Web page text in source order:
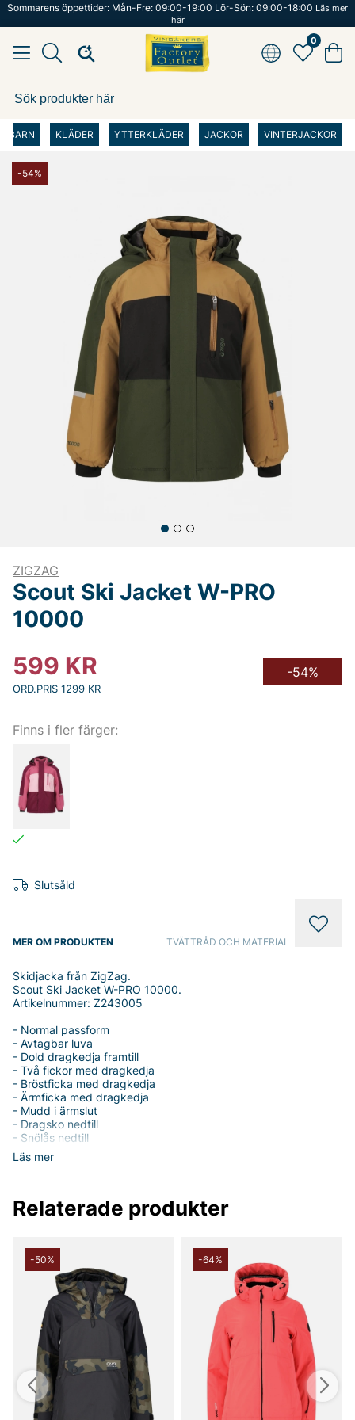
Sommarens öppettider: Mån-Fre: 09:00-19:00 Lör-Sön: 09:00-18:00 Läs mer
här
0
BARN KLÄDER YTTERKLÄDER JACKOR VINTERJACKOR
-54%
ZIGZAG
Scout Ski Jacket W-PRO
10000
599 KR
ORD.PRIS 1299 KR
-54%
Finns i fler färger:
Slutsåld
MER OM PRODUKTEN
Läs mer
Skidjacka från ZigZag.
Scout Ski Jacket W-PRO 10000.
Artikelnummer: Z243005
- Normal passform
- Avtagbar luva
- Dold dragkedja framtill
- Två fickor med dragkedja
- Bröstficka med dragkedja
- Ärmficka med dragkedja
- Mudd i ärmslut
- Dragsko nedtill
- Snölås nedtill
- 10 000 vattenpelare
- Vindtät
Scout Ski Jacket W-pro 10000 - Perfekt för Aktiva Barn
Upptäck Scout Ski Jacket W-pro 10000, en barnjacka som
kombinerar stil, funktion och komfort för skidåkningens alla
äventyr. Med sin normala passform ger den både rörelsefrihet
och en snygg look på skidbacken.
Tillverkad helt i polyester, både i yttertyget och fodret, är
denna jacka både slitstark och lätt. Med en vattenpelare på 10
000 mm håller den barnet torrt även under de tuffaste
väderförhållandena. Den är dessutom vindtät och har god
andningsförmåga, vilket säkerställer en behaglig och torr
känsla under hela dagen.
Scout Ski Jacket W-pro 10000 har en avtagbar luva som gör
TVÄTTRÅD OCH MATERIAL
Relaterade produkter
-50% -64%